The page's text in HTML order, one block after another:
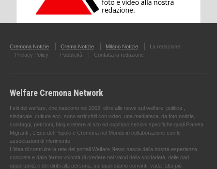
Cremona Notizie Crema Notizie Milano Notizie
La redazione
Privacy Policy
Pubblicità Contatta la redazione
Welfare Cremona Network
I siti del welfare, che nascono nel 2002, oltre alle news sul welfare, politica ,
sindacale ,cultura ecc. sono arricchiti con video, una mediateca, da foto notizie,
sondaggi, petizioni, blog e lettere al sito ed ospitano sezioni specifiche quali Pianeta
Migranti , L'Eco del Popolo e Cremona nel Mondo in collaborazione con le
associazioni di riferimento.
L'idea di costruire la rete dei portali Welfare News nasce dalla nostra esperienza
concreta e dalla ferma volontà di credere nei valori della solidarietà, delle pari
opportunità e dei diritti alla persona, sui quali siamo convinti, vada fatta più